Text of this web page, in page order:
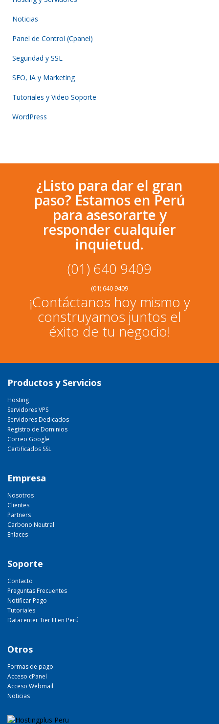
Noticias
Panel de Control (Cpanel)
Seguridad y SSL
SEO, IA y Marketing
Tutoriales y Video Soporte
WordPress
¿Listo para dar el gran
paso? Estamos en Perú
para asesorarte y
responder cualquier
inquietud.
(01) 640 9409
(01) 640 9409
¡Contáctanos hoy mismo y
construyamos juntos el
éxito de tu negocio!
Productos y Servicios
Hosting
Servidores VPS
Servidores Dedicados
Registro de Dominios
Correo Google
Certificados SSL
Empresa
Nosotros
Clientes
Partners
Carbono Neutral
Enlaces
Soporte
Contacto
Preguntas Frecuentes
Notificar Pago
Tutoriales
Datacenter Tier III en Perú
Otros
Formas de pago
Acceso cPanel
Acceso Webmail
Noticias